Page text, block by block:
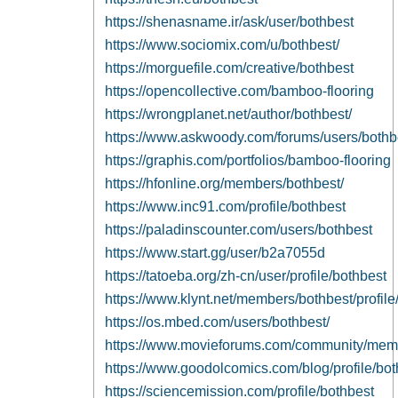
https://shenasname.ir/ask/user/bothbest
https://www.sociomix.com/u/bothbest/
https://morguefile.com/creative/bothbest
https://opencollective.com/bamboo-flooring
https://wrongplanet.net/author/bothbest/
https://www.askwoody.com/forums/users/
https://graphis.com/portfolios/bamboo-flooring
https://hfonline.org/members/bothbest/
https://www.inc91.com/profile/bothbest
https://paladinscounter.com/users/bothbest
https://www.start.gg/user/b2a7055d
https://tatoeba.org/zh-cn/user/profile/bothbest
https://www.klynt.net/members/bothbest/profile/
https://os.mbed.com/users/bothbest/
https://www.movieforums.com/community/
https://www.goodolcomics.com/blog/profile/
https://sciencemission.com/profile/bothbest